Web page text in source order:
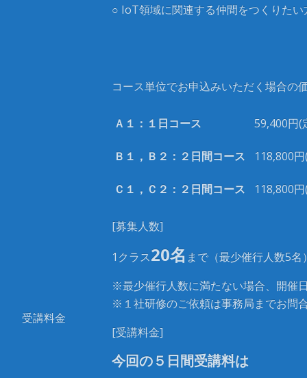
○ IoT領域に関連する仲間をつくりたい
受講料金
コース単位でお申込みいただく場合の
Ａ１：１日コース 59,400円(
Ｂ１，Ｂ２：２日間コース 118,800
Ｃ１，Ｃ２：２日間コース 118,800
[募集人数]
1クラス20名 まで（最少催行人数5名
※最少催行人数に満たない場合、開催
※１社研修のご依頼は事務局までお問
[受講料金]
今回の５日間受講料は